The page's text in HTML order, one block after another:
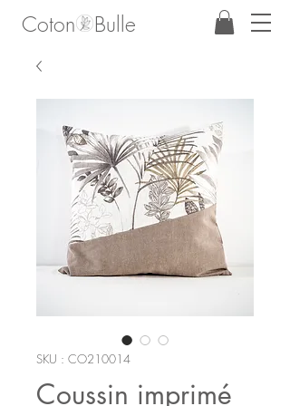
Coton Bulle
SKU : CO210014
Coussin imprimé